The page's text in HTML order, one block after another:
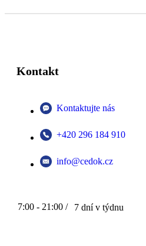
Kontakt
Kontaktujte nás
+420 296 184 910
info@cedok.cz
7:00 - 21:00 / 7 dní v týdnu